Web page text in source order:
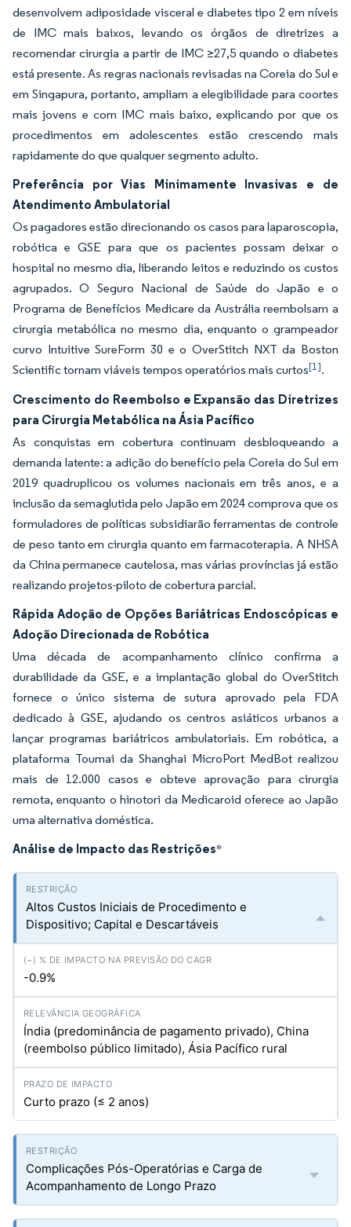
desenvolvem adiposidade visceral e diabetes tipo 2 em níveis
de IMC mais baixos, levando os órgãos de diretrizes a
recomendar cirurgia a partir de IMC ≥27,5 quando o diabetes
está presente. As regras nacionais revisadas na Coreia do Sul e
em Singapura, portanto, ampliam a elegibilidade para coortes
mais jovens e com IMC mais baixo, explicando por que os
procedimentos em adolescentes estão crescendo mais
rapidamente do que qualquer segmento adulto.
Preferência por Vias Minimamente Invasivas e de
Atendimento Ambulatorial
Os pagadores estão direcionando os casos para laparoscopia,
robótica e GSE para que os pacientes possam deixar o
hospital no mesmo dia, liberando leitos e reduzindo os custos
agrupados. O Seguro Nacional de Saúde do Japão e o
Programa de Benefícios Medicare da Austrália reembolsam a
cirurgia metabólica no mesmo dia, enquanto o grampeador
curvo Intuitive SureForm 30 e o OverStitch NXT da Boston
Scientific tornam viáveis tempos operatórios mais curtos[1].
Crescimento do Reembolso e Expansão das Diretrizes
para Cirurgia Metabólica na Ásia Pacífico
As conquistas em cobertura continuam desbloqueando a
demanda latente: a adição do benefício pela Coreia do Sul em
2019 quadruplicou os volumes nacionais em três anos, e a
inclusão da semaglutida pelo Japão em 2024 comprova que os
formuladores de políticas subsidiarão ferramentas de controle
de peso tanto em cirurgia quanto em farmacoterapia. A NHSA
da China permanece cautelosa, mas várias províncias já estão
realizando projetos-piloto de cobertura parcial.
Rápida Adoção de Opções Bariátricas Endoscópicas e
Adoção Direcionada de Robótica
Uma década de acompanhamento clínico confirma a
durabilidade da GSE, e a implantação global do OverStitch
fornece o único sistema de sutura aprovado pela FDA
dedicado à GSE, ajudando os centros asiáticos urbanos a
lançar programas bariátricos ambulatoriais. Em robótica, a
plataforma Toumai da Shanghai MicroPort MedBot realizou
mais de 12.000 casos e obteve aprovação para cirurgia
remota, enquanto o hinotori da Medicaroid oferece ao Japão
uma alternativa doméstica.
Análise de Impacto das Restrições*
Altos Custos Iniciais de Procedimento e
Dispositivo; Capital e Descartáveis
-0.9%
Índia (predominância de pagamento privado), China
(reembolso público limitado), Ásia Pacífico rural
Curto prazo (≤ 2 anos)
Complicações Pós-Operatórias e Carga de
Acompanhamento de Longo Prazo